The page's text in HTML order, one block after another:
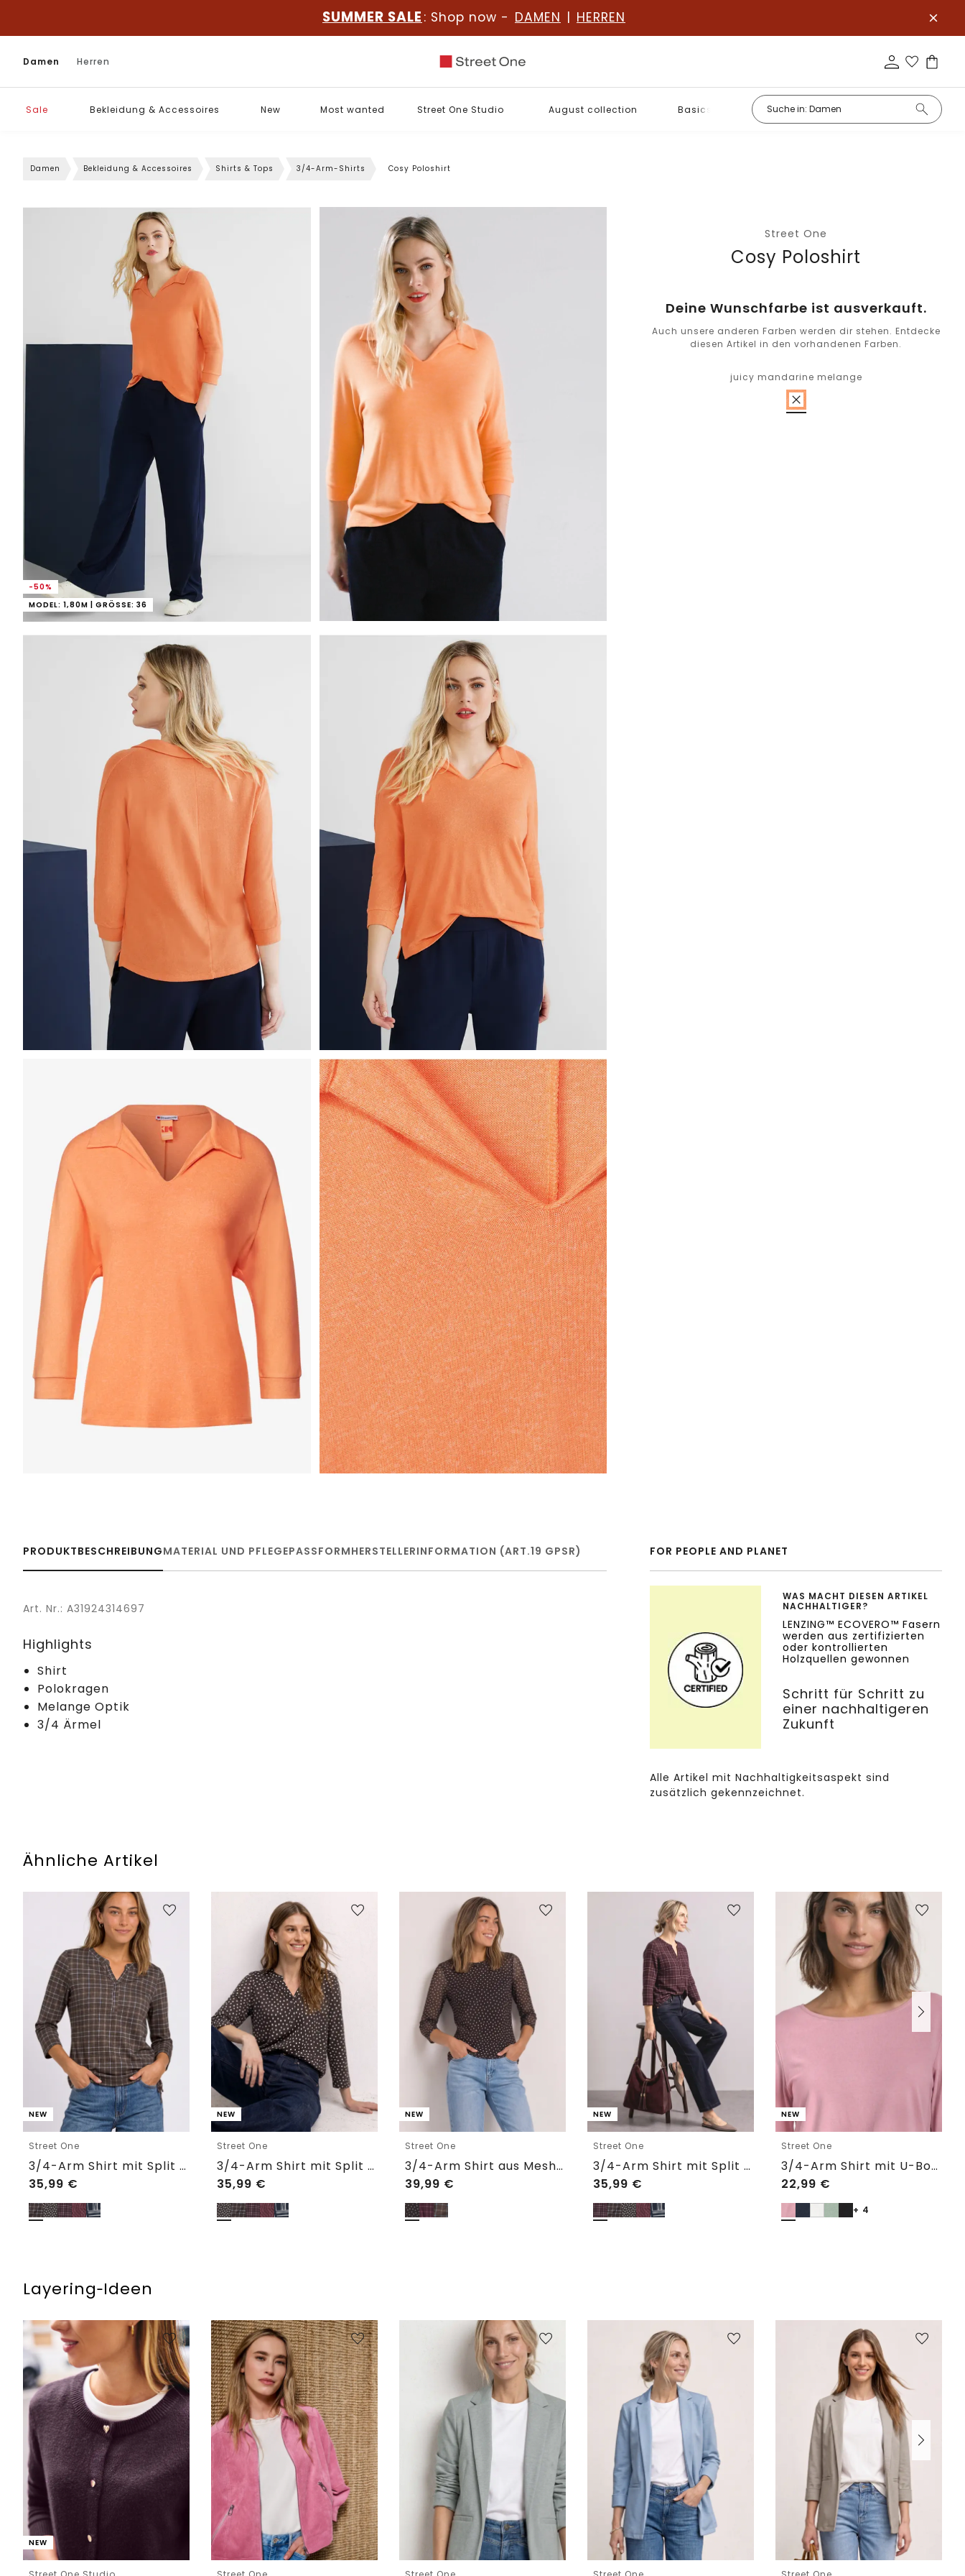
SUMMER SALE : Shop now - DAMEN | HERREN
Damen Herren
Sale Bekleidung & Accessoires New Most wanted Street One Studio August collection Basics
Damen Bekleidung & Accessoires Shirts & Tops 3/4-Arm-Shirts Cosy Poloshirt
-50%
MODEL: 1,80M | GRÖSSE: 36
Street One
Cosy Poloshirt
Deine Wunschfarbe ist ausverkauft.
Auch unsere anderen Farben werden dir stehen. Entdecke
diesen Artikel in den vorhandenen Farben.
juicy mandarine melange
PRODUKTBESCHREIBUNGMATERIAL UND PFLEGEPASSFORMHERSTELLERINFORMATION (ART.19 GPSR)
Art. Nr.: A31924314697
Highlights
Shirt
Polokragen
Melange Optik
3/4 Ärmel
FOR PEOPLE AND PLANET
WAS MACHT DIESEN ARTIKEL
NACHHALTIGER?
LENZING™ ECOVERO™ Fasern
werden aus zertifizierten
oder kontrollierten
Holzquellen gewonnen
Schritt für Schritt zu
einer nachhaltigeren
Zukunft
Alle Artikel mit Nachhaltigkeitsaspekt sind
zusätzlich gekennzeichnet.
Ähnliche Artikel
NEW
Street One
3/4-Arm Shirt mit Split Neck und Print
35,99 €
NEW
Street One
3/4-Arm Shirt mit Split Neck und Print
35,99 €
NEW
Street One
3/4-Arm Shirt aus Mesh mit Print
39,99 €
NEW
Street One
3/4-Arm Shirt mit Split Neck und Print
35,99 €
NEW
Street One
3/4-Arm Shirt mit U-Boot-Ausschnitt
22,99 €
+ 4
Layering‑Ideen
NEW